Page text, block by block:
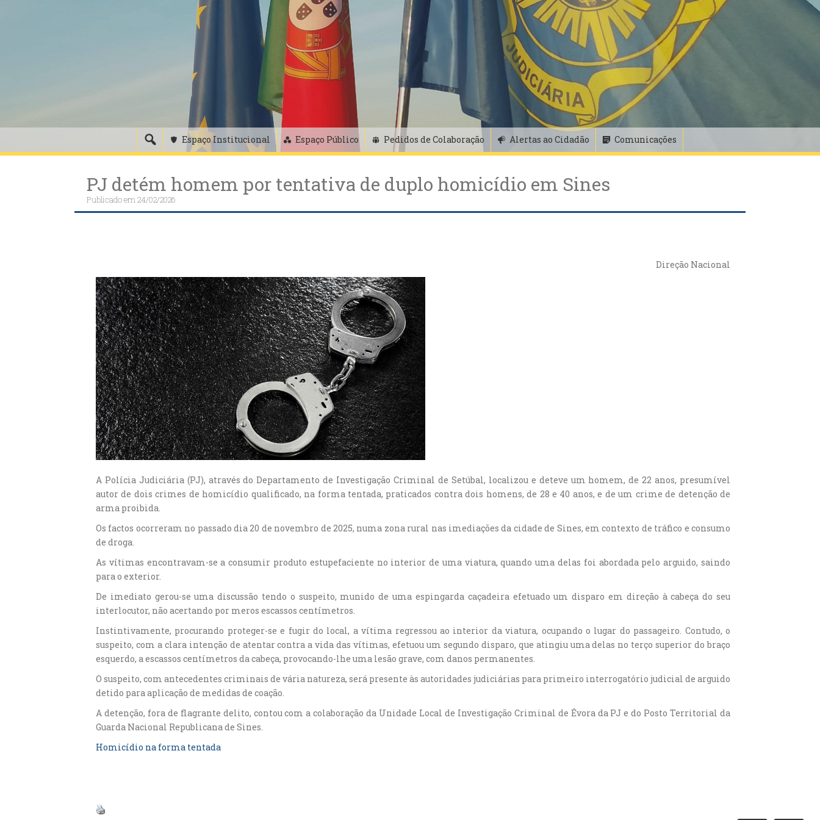
Espaço Institucional Espaço Público Pedidos de Colaboração Alertas ao Cidadão Comunicações
PJ detém homem por tentativa de duplo homicídio em Sines
Publicado em24/02/2026
Direção Nacional
A Polícia Judiciária (PJ), através do Departamento de Investigação Criminal de Setúbal, localizou e deteve um homem, de 22 anos, presumível
autor de dois crimes de homicídio qualificado, na forma tentada, praticados contra dois homens, de 28 e 40 anos, e de um crime de detenção de
arma proibida.
Os factos ocorreram no passado dia 20 de novembro de 2025, numa zona rural nas imediações da cidade de Sines, em contexto de tráfico e consumo
de droga.
As vítimas encontravam-se a consumir produto estupefaciente no interior de uma viatura, quando uma delas foi abordada pelo arguido, saindo
para o exterior.
De imediato gerou-se uma discussão tendo o suspeito, munido de uma espingarda caçadeira efetuado um disparo em direção à cabeça do seu
interlocutor, não acertando por meros escassos centímetros.
Instintivamente, procurando proteger-se e fugir do local, a vítima regressou ao interior da viatura, ocupando o lugar do passageiro. Contudo, o
suspeito, com a clara intenção de atentar contra a vida das vítimas, efetuou um segundo disparo, que atingiu uma delas no terço superior do braço
esquerdo, a escassos centímetros da cabeça, provocando-lhe uma lesão grave, com danos permanentes.
O suspeito, com antecedentes criminais de vária natureza, será presente às autoridades judiciárias para primeiro interrogatório judicial de arguido
detido para aplicação de medidas de coação.
A detenção, fora de flagrante delito, contou com a colaboração da Unidade Local de Investigação Criminal de Évora da PJ e do Posto Territorial da
Guarda Nacional Republicana de Sines.
Homicídio na forma tentada